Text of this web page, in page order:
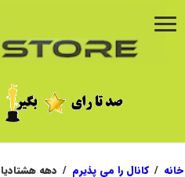
خانه / کانال را می پذیرم / دهه هشتادیا